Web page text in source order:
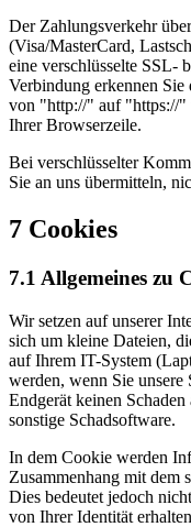
Der Zahlungsverkehr
(Visa/MasterCard,
eine verschlüsselte SSL-
Verbindung erkennen Sie
von "http://" auf "https://"
Ihrer Browserzeile.
Bei verschlüsselter
Sie an uns übermitteln,
7 Cookies
7.1 Allgemeines zu
Wir setzen auf unserer
sich um kleine Dateien,
auf Ihrem IT-System
werden, wenn Sie unsere
Endgerät keinen
sonstige Schadsoftware.
In dem Cookie werden
Zusammenhang mit dem
Dies bedeutet jedoch
von Ihrer Identität